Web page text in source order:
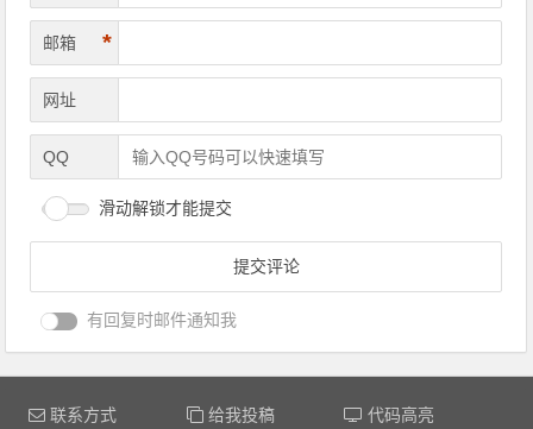
邮箱 *
网址
QQ
滑动解锁才能提交
有回复时邮件通知我
联系方式 给我投稿 代码高亮